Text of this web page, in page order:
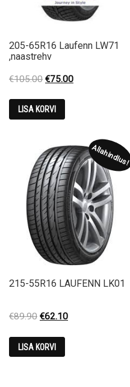
205-65R16 Laufenn LW71
,naastrehv
€105.00 Original
was:
€105.00.
€75.00Current
LISA KORVI
Allahindlus!
215-55R16 LAUFENN LK01
€89.90 Original
was:
€89.90.
€62.10Current
LISA KORVI